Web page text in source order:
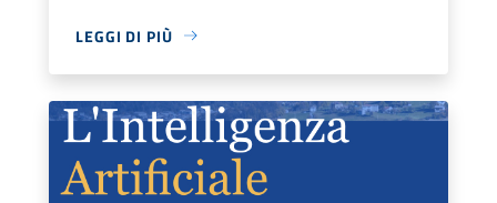
LEGGI DI PIÙ